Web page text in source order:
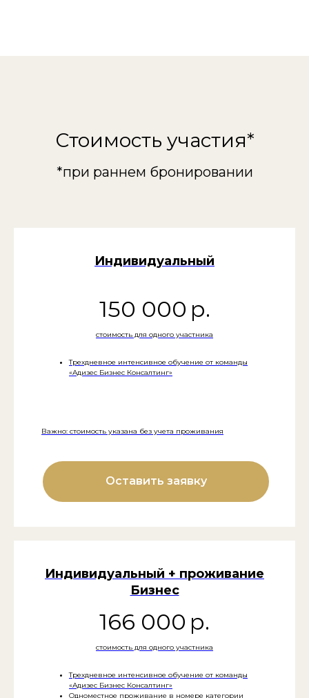
Стоимость участия*
*при раннем бронировании
Индивидуальный
150 000 р.
стоимость для одного участника
Трехдневное интенсивное обучение от команды
«Адизес Бизнес Консалтинг»
Важно: стоимость указана без учета проживания
Оставить заявку
Индивидуальный + проживание
Бизнес
166 000 р.
стоимость для одного участника
Трехдневное интенсивное обучение от команды
«Адизес Бизнес Консалтинг»
Одноместное проживание в номере категории